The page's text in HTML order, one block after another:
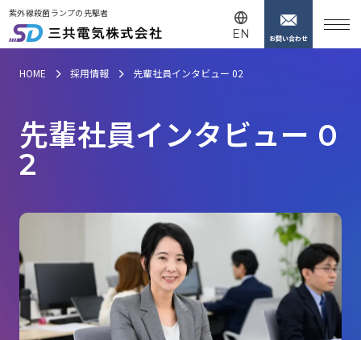
紫外線殺菌ランプの先駆者
EN お問い合わせ
HOME 採用情報 先輩社員インタビュー 02
先輩社員インタ ビュー 0
2